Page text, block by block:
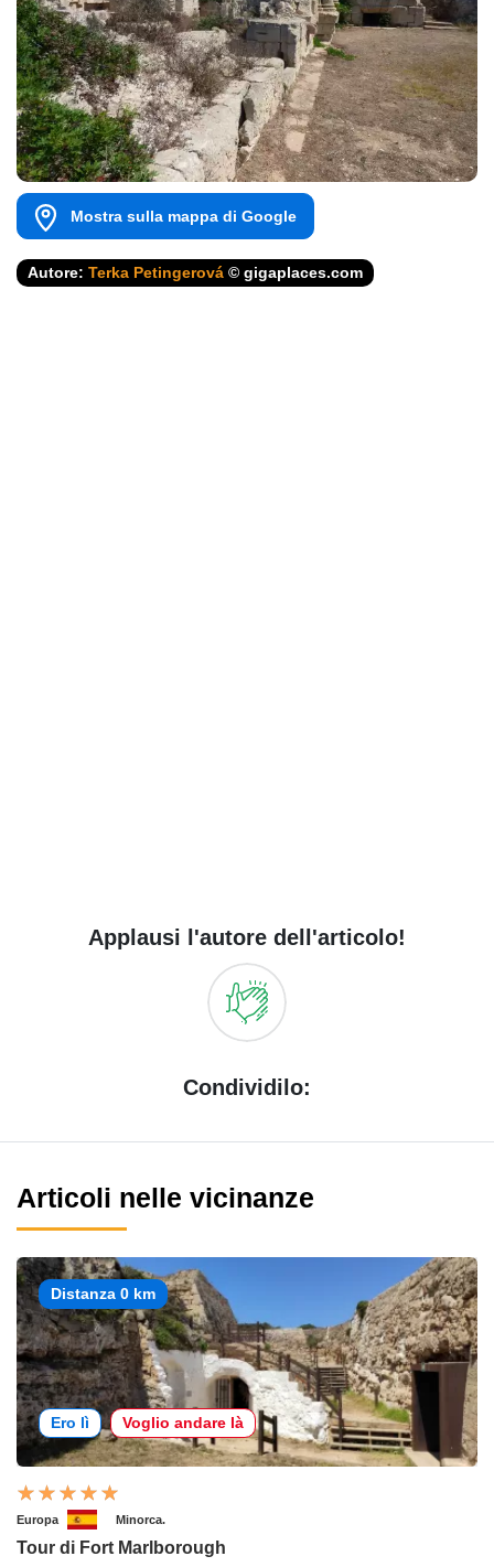
Mostra sulla mappa di Google
Autore: Terka Petingerová © gigaplaces.com
Applausi l'autore dell'articolo!
Condividilo:
Articoli nelle vicinanze
Distanza 0 km
Ero lì Voglio andare là
Europa Minorca.
Tour di Fort Marlborough